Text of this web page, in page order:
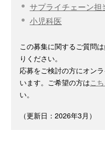
サプライチェーン担
小児科医
この募集に関するご質問は
りください。
応募をご検討の方にオン
います。ご希望の方はこ
い。
（更新日：2026年3月）